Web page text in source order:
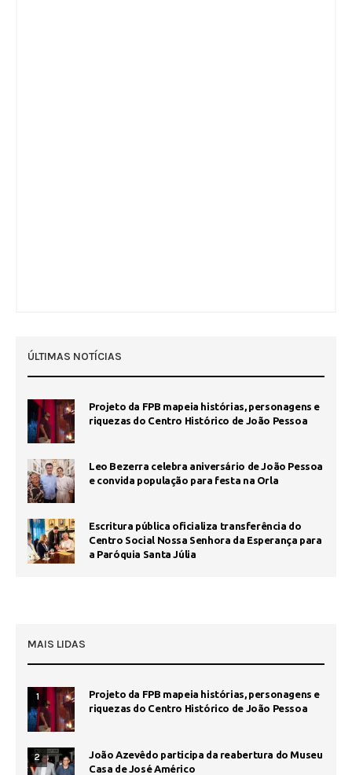
ÚLTIMAS NOTÍCIAS
Projeto da FPB mapeia histórias, personagens e
riquezas do Centro Histórico de João Pessoa
Leo Bezerra celebra aniversário de João Pessoa
e convida população para festa na Orla
Escritura pública oficializa transferência do
Centro Social Nossa Senhora da Esperança para
a Paróquia Santa Júlia
MAIS LIDAS
1
Projeto da FPB mapeia histórias, personagens e
riquezas do Centro Histórico de João Pessoa
2
João Azevêdo participa da reabertura do Museu
Casa de José Américo